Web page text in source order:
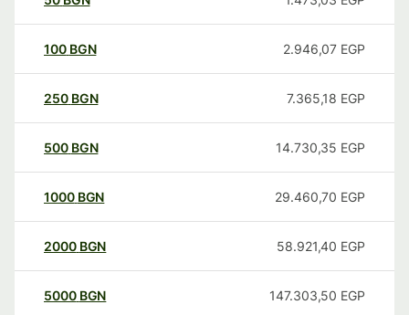
100 BGN 2.946,07 EGP
250 BGN 7.365,18 EGP
500 BGN 14.730,35 EGP
1000 BGN 29.460,70 EGP
2000 BGN 58.921,40 EGP
5000 BGN 147.303,50 EGP